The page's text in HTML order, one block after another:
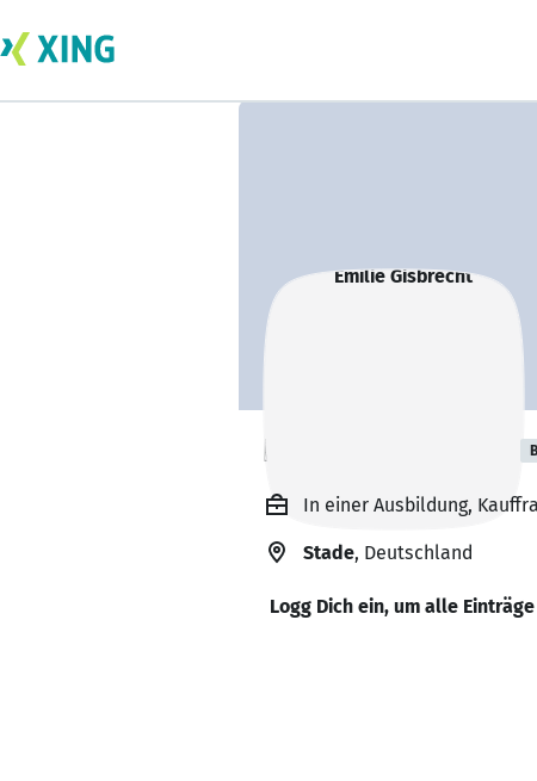
Emilie Gisbrecht
In einer Ausbildung,
Stade, Deutschland
Logg Dich ein, um alle